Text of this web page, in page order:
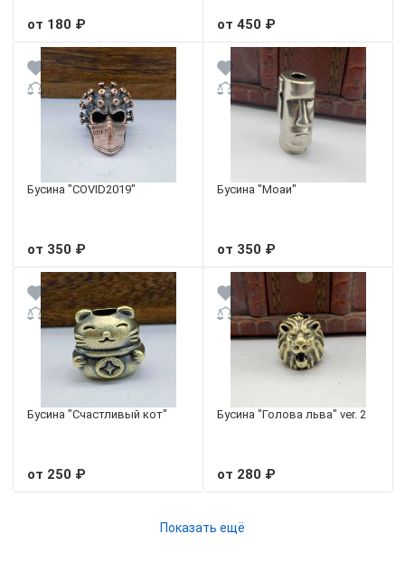
от 180 ₽ от 450 ₽
Бусина "COVID2019"
от 350 ₽
Бусина "Моаи"
от 350 ₽
Бусина "Счастливый кот"
от 250 ₽
Бусина "Голова льва" ver. 2
от 280 ₽
Показать ещё